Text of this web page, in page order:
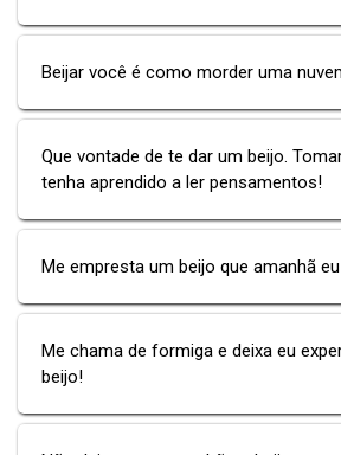
Beijar você é como morder uma
Que vontade de te dar um beijo.
tenha aprendido a ler pensamentos!
Me empresta um beijo que amanhã
Me chama de formiga e deixa eu
beijo!